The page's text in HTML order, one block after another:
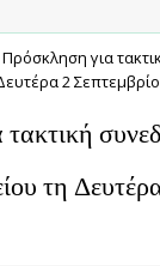
Πρόσκληση για
2
τη